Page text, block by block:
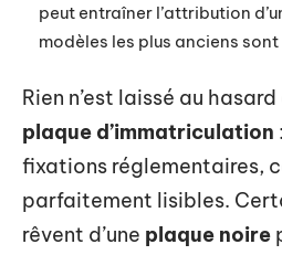
peut entraîner l’attribution
modèles les plus anciens
Rien n’est laissé au
plaque d’immatriculation
fixations réglementaires,
parfaitement lisibles.
rêvent d’une plaque noire